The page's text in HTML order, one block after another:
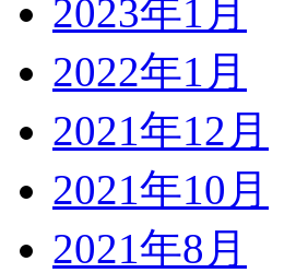
2023年1月
2022年1月
2021年12月
2021年10月
2021年8月